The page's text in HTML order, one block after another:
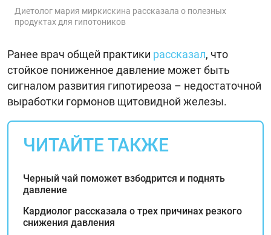
Диетолог мария миркискина рассказала о полезных
продуктах для гипотоников
Ранее врач общей практики рассказал, что
стойкое пониженное давление может быть
сигналом развития гипотиреоза – недостаточной
выработки гормонов щитовидной железы.
ЧИТАЙТЕ ТАКЖЕ
Черный чай поможет взбодрится и поднять
давление
Кардиолог рассказала о трех причинах резкого
снижения давления